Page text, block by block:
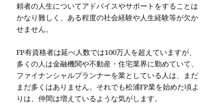
頼者の人生についてアドバイスやサポートをすることは
かなり難しく、ある程度の社会経験や人生経験等が欠か
せません。
FP有資格者は延べ人数では100万人を超えていますが、
多くの人は金融機関や不動産・住宅業界に勤めていて、
ファイナンシャルプランナーを業としている人は、まだ
まだ多くはありません。それでも松浦FP業を始めた頃よ
りは、仲間は増えているような気がします。